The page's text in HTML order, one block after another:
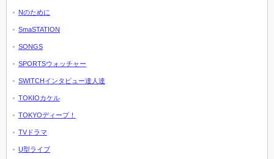
Nのために
SmaSTATION
SONGS
SPORTSウォッチャー
SWITCHインタビュー達人達
TOKIOカケル
TOKYOディープ！
TVドラマ
U型ライブ